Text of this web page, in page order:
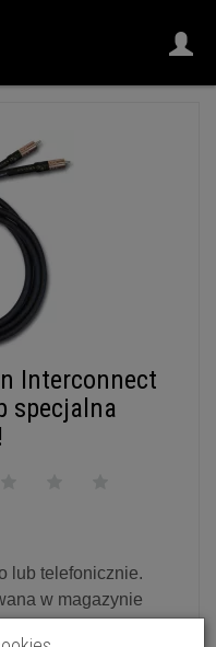
Interconnect
specjalna
lub telefonicznie.
w magazynie